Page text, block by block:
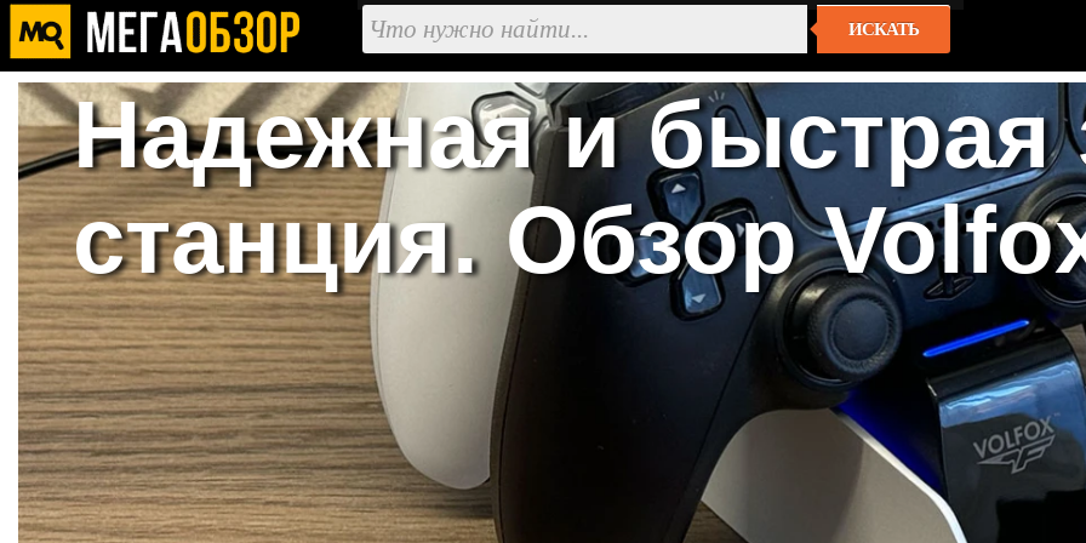
ИСКАТЬ
Надежная и быстрая
станция. Обзор